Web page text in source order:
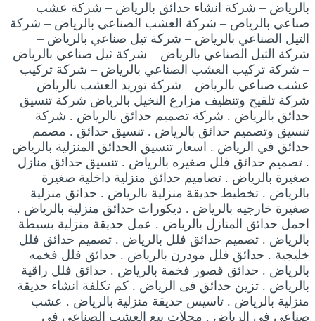
بالرياض – شركة انشاء حدائق بالرياض – شركة عشب
صناعي بالرياض – شركة العشب الصناعي بالرياض – شركة
التيل الصناعي بالرياض – شركة تيل صناعي بالرياض –
شركة الثيل الصناعي بالرياض – شركة ثيل صناعي بالرياض
– شركة تركيب العشب الصناعي بالرياض – شركة تركيب
عشب صناعي بالرياض – شركة توريد العشب بالرياض –
شركة تلقيح وتنظيف مزارع النخيل بالرياض شركة تنسيق
حدائق بالرياض . شركة تصميم حدائق بالرياض . شركة
تنسيق وتصميم حدائق بالرياض . تنسيق حدائق . مصمم
حدائق في الرياض . اسعار تنسيق الحدائق المنزلية بالرياض
. تصميم حدائق فلل صغيره بالرياض . تنسيق حدائق منازل
صغيرة بالرياض . تصاميم حدائق منزلية داخلية صغيرة
بالرياض . تخطيط حديقة منزلية بالرياض . حدائق منزلية
صغيرة خارجيه بالرياض . ديكورات حدائق منزلية بالرياض .
اجمل حدائق المنازل بالرياض . عمل حديقة منزلية بسيطة
بالرياض . تصميم حدائق فلل بالرياض . تصميم حدائق فلل
خليجية . حدائق فلل مودرن بالرياض . حدائق فلل فخمه
بالرياض . حدائق قصور فخمة بالرياض . حدائق فلل راقية
بالرياض . تزين حدائق فى الرياض . كم تكلفة انشاء حديقة
منزلية بالرياض . تاسيس حديقة منزلية بالرياض . عشب
صناعي في الرياض . محلات بيع العشب الصناعي في